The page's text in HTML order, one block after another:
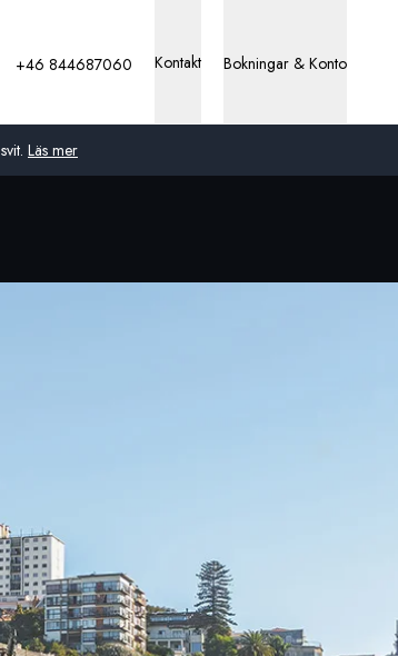
Läs mer
Sverige
Danmark
+46 844687060 Kontakt Bokningar & Konto